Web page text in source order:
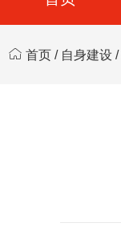
首页 / 自身建设 /